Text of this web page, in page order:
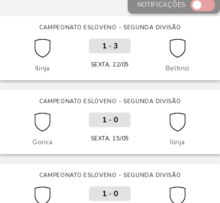
NOTIFICAÇÕES
CAMPEONATO ESLOVENO - SEGUNDA DIVISÃO
Ilirija Beltinci
1- 3
SEXTA, 22/05
CAMPEONATO ESLOVENO - SEGUNDA DIVISÃO
Gorica Ilirija
1- 0
SEXTA, 15/05
CAMPEONATO ESLOVENO - SEGUNDA DIVISÃO
1- 0